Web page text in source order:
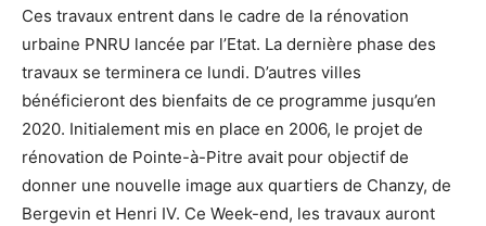
Ces travaux entrent dans le cadre de la rénovation
urbaine PNRU lancée par l’Etat. La dernière phase des
travaux se terminera ce lundi. D’autres villes
bénéficieront des bienfaits de ce programme jusqu’en
2020. Initialement mis en place en 2006, le projet de
rénovation de Pointe-à-Pitre avait pour objectif de
donner une nouvelle image aux quartiers de Chanzy, de
Bergevin et Henri IV. Ce Week-end, les travaux auront